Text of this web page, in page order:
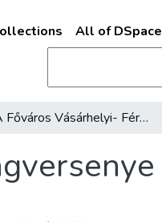
All of DSpace
A Főváros Vásárhelyi- Férfikar hangversenye